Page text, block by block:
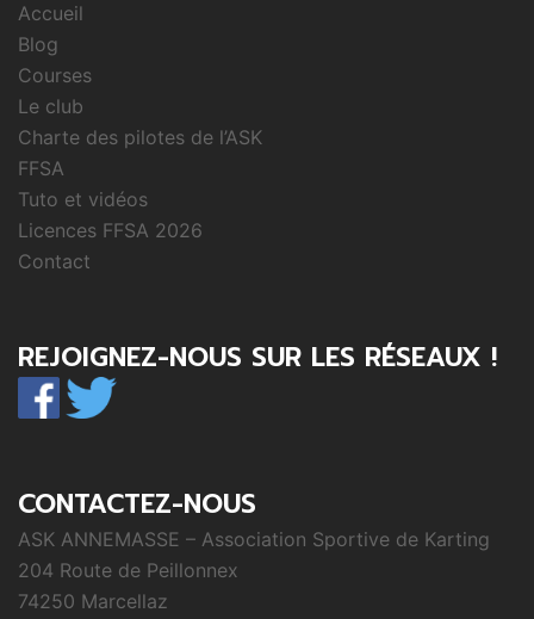
Accueil
Blog
Courses
Le club
Charte des pilotes de l’ASK
FFSA
Tuto et vidéos
Licences FFSA 2026
Contact
REJOIGNEZ-NOUS SUR LES RÉSEAUX !
CONTACTEZ-NOUS
ASK ANNEMASSE – Association Sportive de Karting
204 Route de Peillonnex
74250 Marcellaz